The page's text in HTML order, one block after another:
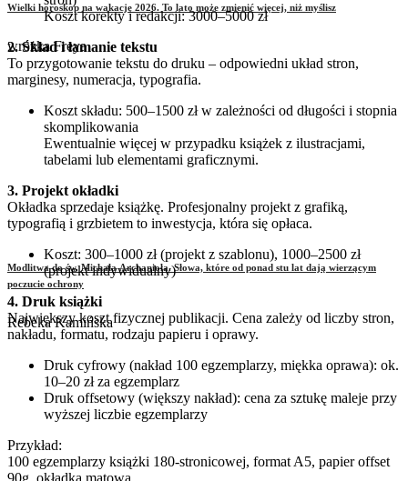
Wielki horoskop na wakacje 2026. To lato może zmienić więcej, niż myślisz
wróżka Freya
Modlitwa do św. Michała Archanioła. Słowa, które od ponad stu lat dają wierzącym
poczucie ochrony
Rebeka Kamińska
Koszt korekty i redakcji: 3000–5000 zł
2. Skład i łamanie tekstu
To przygotowanie tekstu do druku – odpowiedni układ stron,
marginesy, numeracja, typografia.
Koszt składu: 500–1500 zł w zależności od długości i stopnia
skomplikowania
Ewentualnie więcej w przypadku książek z ilustracjami,
tabelami lub elementami graficznymi.
3. Projekt okładki
Okładka sprzedaje książkę. Profesjonalny projekt z grafiką,
typografią i grzbietem to inwestycja, która się opłaca.
Koszt: 300–1000 zł (projekt z szablonu), 1000–2500 zł
(projekt indywidualny)
4. Druk książki
Największy koszt fizycznej publikacji. Cena zależy od liczby stron,
nakładu, formatu, rodzaju papieru i oprawy.
Druk cyfrowy (nakład 100 egzemplarzy, miękka oprawa): ok.
10–20 zł za egzemplarz
Druk offsetowy (większy nakład): cena za sztukę maleje przy
wyższej liczbie egzemplarzy
Przykład:
100 egzemplarzy książki 180-stronicowej, format A5, papier offset